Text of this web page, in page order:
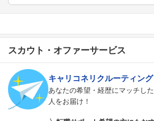
スカウト・オファーサービス
キャリコネリクルーティング
あなたの希望・経歴にマッチし
人をお届け！